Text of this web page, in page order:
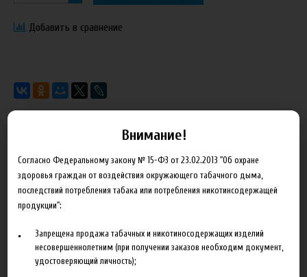
Добавить в сравнение
Производитель
The Perfumer's Apprentice
Объем
Гарантия
б/г
Внимание!
Согласно Федеральному закону № 15-ФЗ от 23.02.2013 "Об охране
здоровья граждан от воздействия окружающего табачного дыма,
последствий потребления табака или потребления никотинсодержащей
продукции":
Запрещена продажа табачных и никотиносодержащих изделий
несовершеннолетним (при получении заказов необходим документ,
удостоверяющий личность);